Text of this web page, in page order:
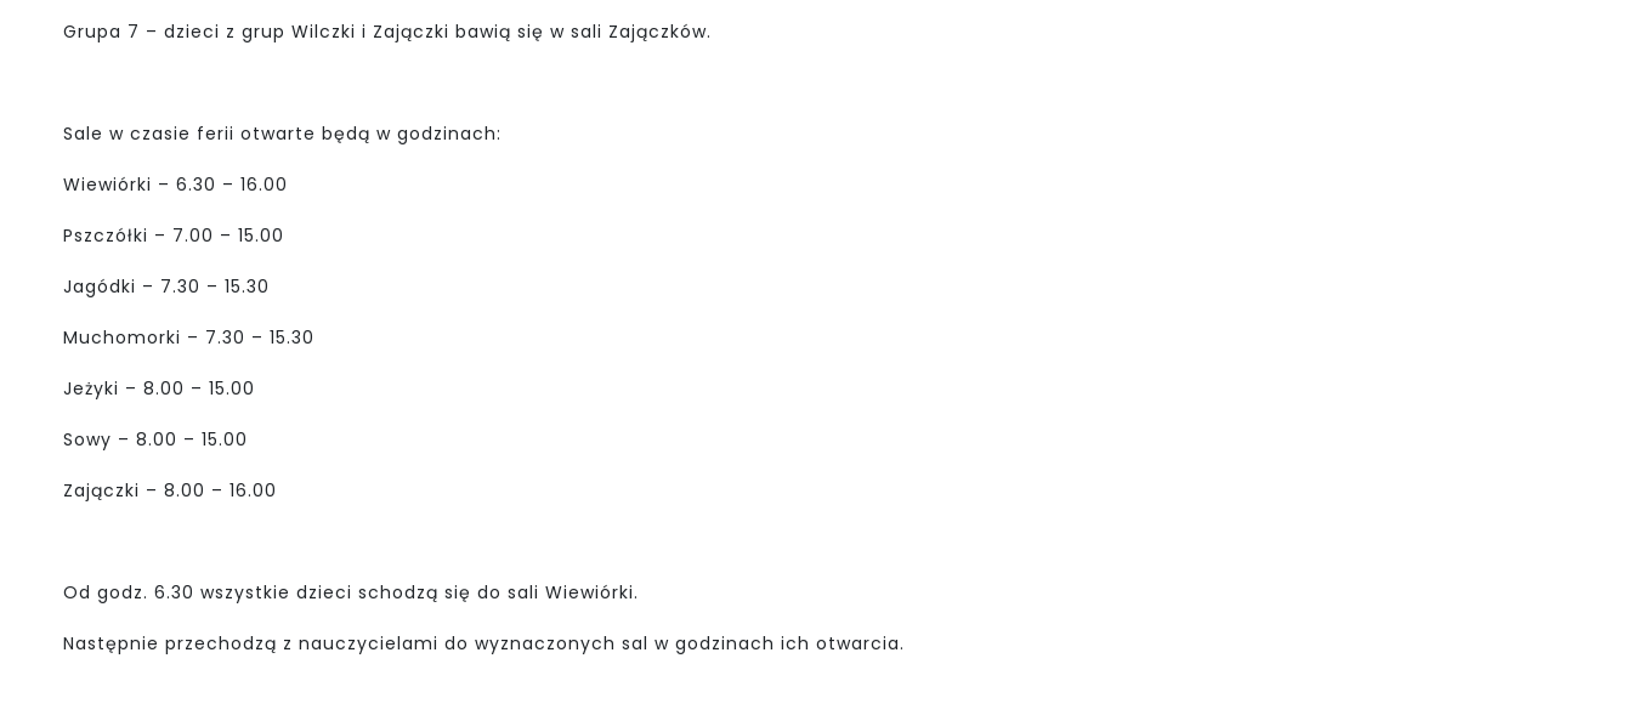
Grupa 7 – dzieci z grup Wilczki i Zajączki bawią się w sali Zajączków.
Sale w czasie ferii otwarte będą w godzinach:
Wiewiórki – 6.30 – 16.00
Pszczółki – 7.00 – 15.00
Jagódki – 7.30 – 15.30
Muchomorki – 7.30 – 15.30
Jeżyki – 8.00 – 15.00
Sowy – 8.00 – 15.00
Zajączki – 8.00 – 16.00
Od godz. 6.30 wszystkie dzieci schodzą się do sali Wiewiórki.
Następnie przechodzą z nauczycielami do wyznaczonych sal w godzinach ich otwarcia.